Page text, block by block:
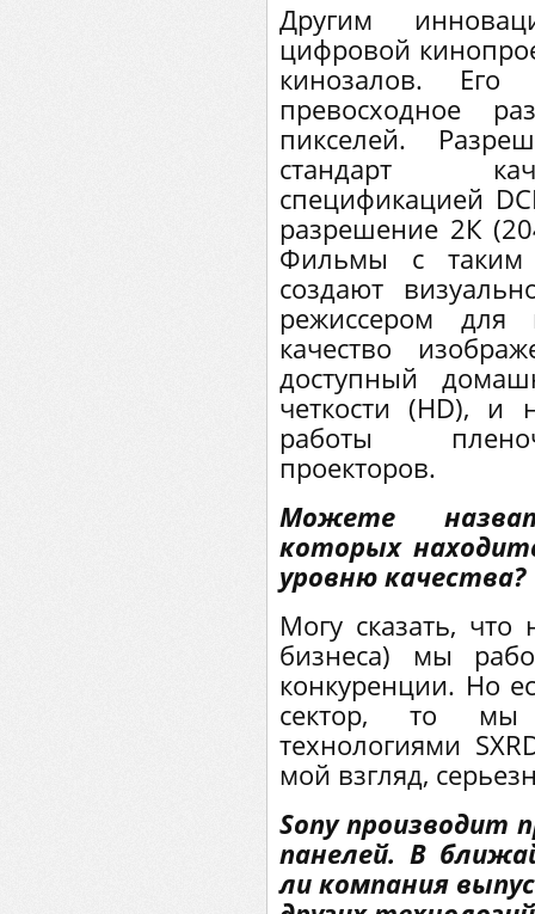
Другим
цифровой
кинозалов. Его
превосходное
пикселей.
стандарт
спецификацией
разрешение 2К
Фильмы с таким
создают
режиссером для
качество
доступный
четкости (HD), и
работы
проекторов.
Можете
которых
уровню качества?
Могу сказать,
бизнеса) мы
конкуренции. Но
сектор, то мы
технологиями
мой взгляд,
Sony производит
панелей. В
ли компания